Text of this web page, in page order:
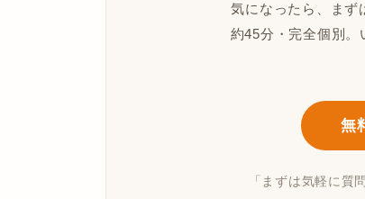
気になったら、まず
約45分・完全個別。
無
「まずは気軽に質